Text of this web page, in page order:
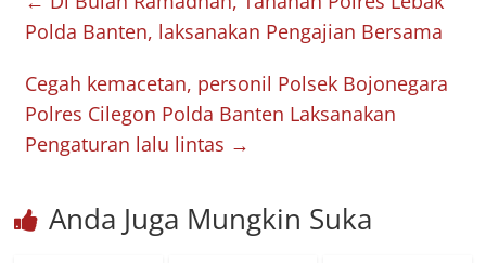
Polda Banten, laksanakan Pengajian Bersama
Cegah kemacetan, personil Polsek Bojonegara
Polres Cilegon Polda Banten Laksanakan
Pengaturan lalu lintas →
Anda Juga Mungkin Suka